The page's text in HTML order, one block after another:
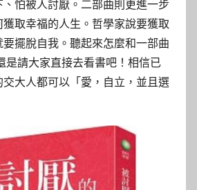
怕被人討厭。二部曲則更進一步
取幸福的人生。哲學家說要獲取
擺脫自我。聽起來怎麼和一部曲
是請大家直接去看書吧！相信已
大人都可以「愛，自立，並且選